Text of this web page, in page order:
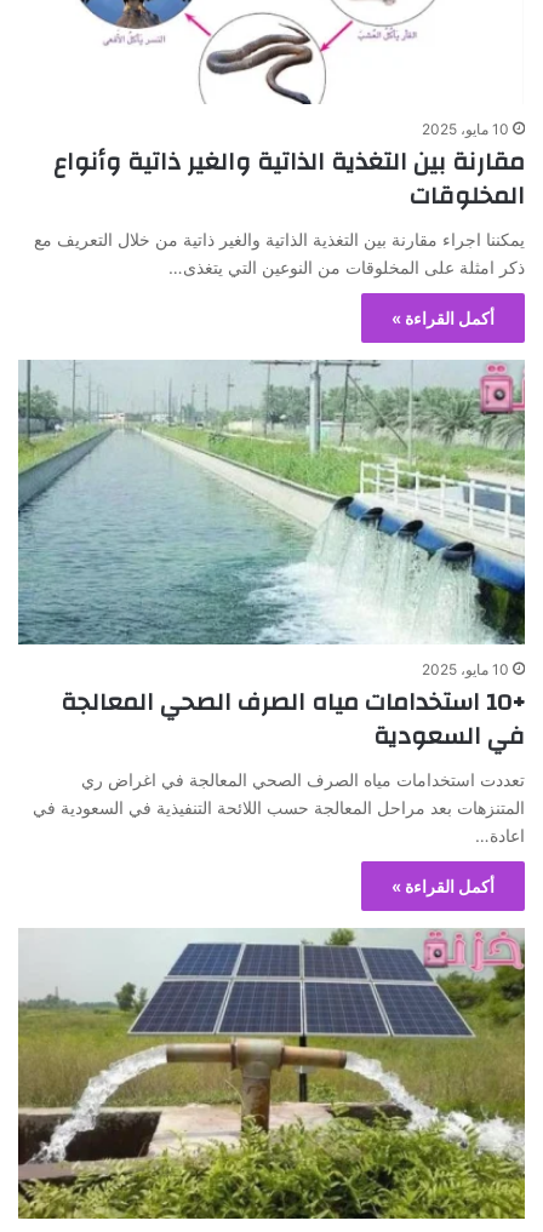
10 مايو، 2025
مقارنة بين التغذية الذاتية والغير ذاتية وأنواع
المخلوقات
يمكننا اجراء مقارنة بين التغذية الذاتية والغير ذاتية من خلال التعريف مع
ذكر امثلة على المخلوقات من النوعين التي يتغذى…
أكمل القراءة »
10 مايو، 2025
+10 استخدامات مياه الصرف الصحي المعالجة
في السعودية
تعددت استخدامات مياه الصرف الصحي المعالجة في اغراض ري
المتنزهات بعد مراحل المعالجة حسب اللائحة التنفيذية في السعودية في
اعادة…
أكمل القراءة »